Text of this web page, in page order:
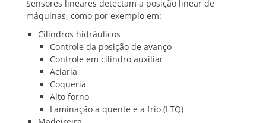
Sensores lineares detectam a posição linear de
máquinas, como por exemplo em:
Cilindros hidráulicos
Controle da posição de avanço
Controle em cilindro auxiliar
Aciaria
Coqueria
Alto forno
Laminação a quente e a frio (LTQ)